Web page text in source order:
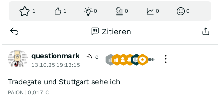
1 1 0 0 0 0
Zitieren
questionmark
0
13.10.25 19:13:15
Tradegate und Stuttgart sehe ich
PAION | 0,017 €